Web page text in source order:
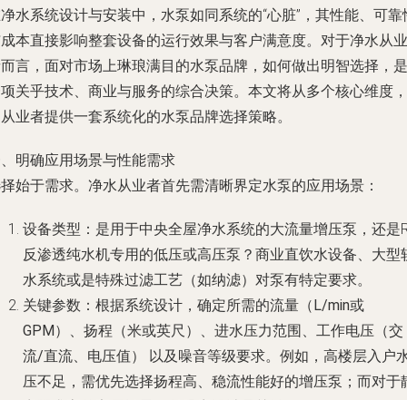
水系统设计与安装中，水泵如同系统的“心脏”，其性能、可靠
本直接影响整套设备的运行效果与客户满意度。对于净水从业
言，面对市场上琳琅满目的水泵品牌，如何做出明智选择，是
关乎技术、商业与服务的综合决策。本文将从多个核心维度，
业者提供一套系统化的水泵品牌选择策略。
明确应用场景与性能需求
始于需求。净水从业者首先需清晰界定水泵的应用场景：
设备类型 ：是用于中央全屋净水系统的大流量增压泵，还是
反渗透纯水机专用的低压或高压泵？商业直饮水设备、大型
水系统或是特殊过滤工艺（如纳滤）对泵有特定要求。
关键参数 ：根据系统设计，确定所需的流量（L/min或
GPM）
、 扬程（米或英尺） 、 进水压力范围、 工作电压（交
流/直流、电压值）
以及 噪音等级要求。例如，高楼层入户
压不足，需优先选择扬程高、稳流性能好的增压泵；而对于